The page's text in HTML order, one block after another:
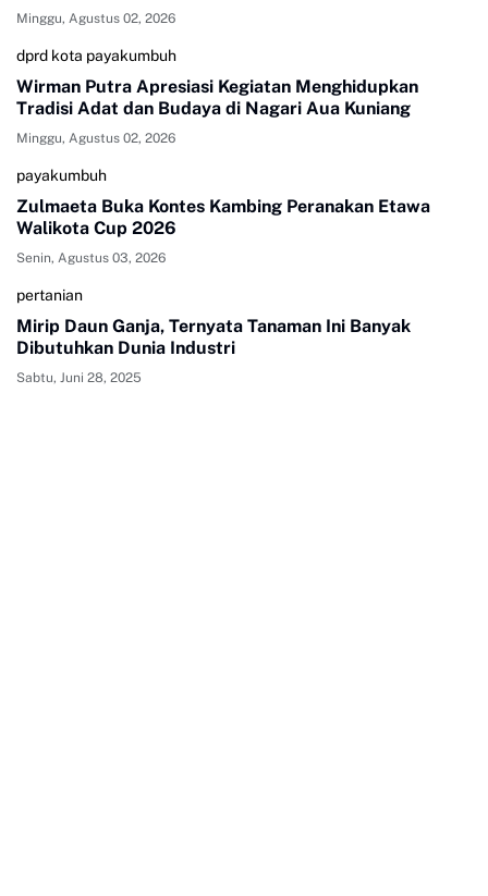
Minggu, Agustus 02, 2026
dprd kota payakumbuh
Wirman Putra Apresiasi Kegiatan Menghidupkan
Tradisi Adat dan Budaya di Nagari Aua Kuniang
Minggu, Agustus 02, 2026
payakumbuh
Zulmaeta Buka Kontes Kambing Peranakan Etawa
Walikota Cup 2026
Senin, Agustus 03, 2026
pertanian
Mirip Daun Ganja, Ternyata Tanaman Ini Banyak
Dibutuhkan Dunia Industri
Sabtu, Juni 28, 2025